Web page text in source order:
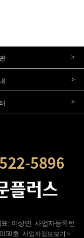
: 이상민 사업자등록번
호 사업자정보보기 >